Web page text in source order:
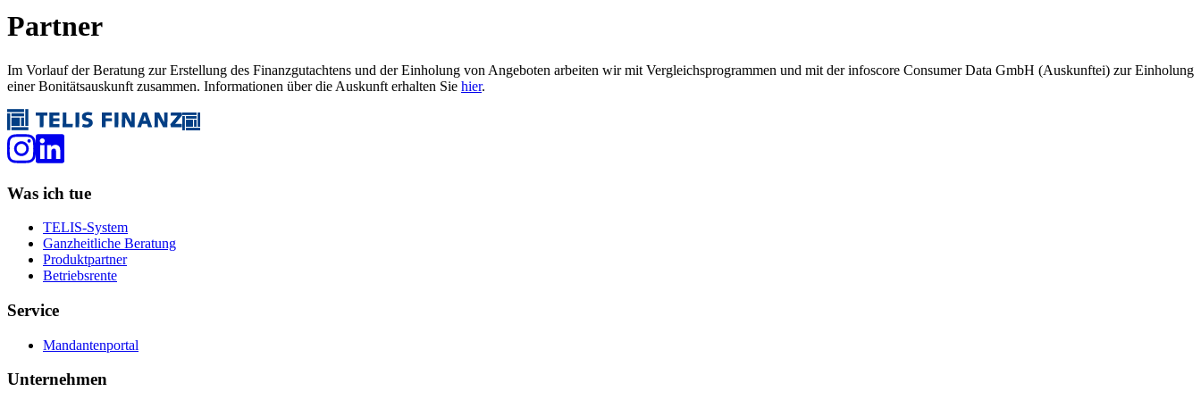
Partner
Im Vorlauf der Beratung zur Erstellung des Finanzgutachtens und der Einholung von Angeboten arbeiten wir mit Vergleichsprogrammen und mit der infoscore Consumer Data GmbH (Auskunftei) zur Einholung
einer Bonitätsauskunft zusammen. Informationen über die Auskunft erhalten Sie hier.
Was ich tue
TELIS-System
Ganzheitliche Beratung
Produktpartner
Betriebsrente
Service
Mandantenportal
Unternehmen